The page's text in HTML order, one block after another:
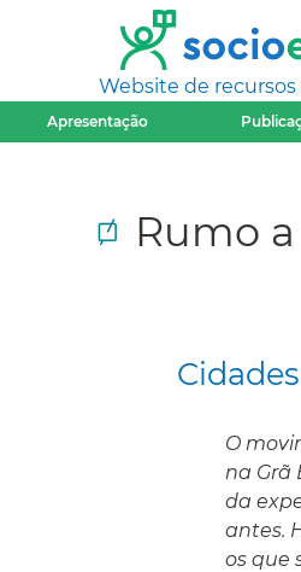
Website de
Apresentação
Rumo
O
na Grã
da
antes.
os que